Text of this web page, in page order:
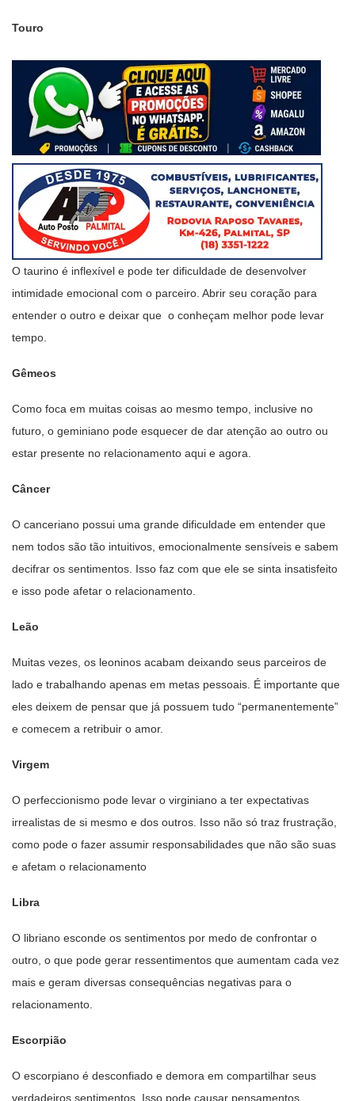
Touro
O taurino é inflexível e pode ter dificuldade de desenvolver
intimidade emocional com o parceiro. Abrir seu coração para
entender o outro e deixar que o conheçam melhor pode levar
tempo.
Gêmeos
Como foca em muitas coisas ao mesmo tempo, inclusive no
futuro, o geminiano pode esquecer de dar atenção ao outro ou
estar presente no relacionamento aqui e agora.
Câncer
O canceriano possui uma grande dificuldade em entender que
nem todos são tão intuitivos, emocionalmente sensíveis e sabem
decifrar os sentimentos. Isso faz com que ele se sinta insatisfeito
e isso pode afetar o relacionamento.
Leão
Muitas vezes, os leoninos acabam deixando seus parceiros de
lado e trabalhando apenas em metas pessoais. É importante que
eles deixem de pensar que já possuem tudo “permanentemente”
e comecem a retribuir o amor.
Virgem
O perfeccionismo pode levar o virginiano a ter expectativas
irrealistas de si mesmo e dos outros. Isso não só traz frustração,
como pode o fazer assumir responsabilidades que não são suas
e afetam o relacionamento
Libra
O libriano esconde os sentimentos por medo de confrontar o
outro, o que pode gerar ressentimentos que aumentam cada vez
mais e geram diversas consequências negativas para o
relacionamento.
Escorpião
O escorpiano é desconfiado e demora em compartilhar seus
verdadeiros sentimentos. Isso pode causar pensamentos